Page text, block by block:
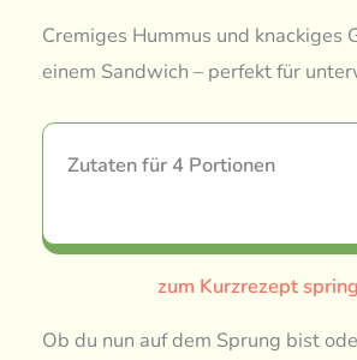
Cremiges Hummus und knackiges
einem Sandwich – perfekt für
Zutaten für 4 Portionen
zum Kurzrezept
Ob du nun auf dem Sprung bist